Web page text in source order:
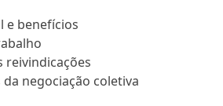
e benefícios
reivindicações
negociação coletiva